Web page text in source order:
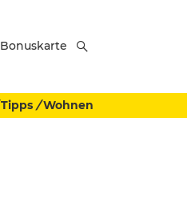
Bonuskarte
Tipps / Wohnen